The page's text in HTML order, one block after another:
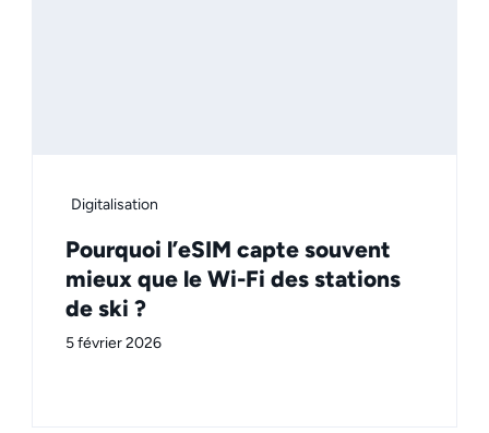
Digitalisation
Pourquoi l’eSIM capte souvent
mieux que le Wi-Fi des stations
de ski ?
5 février 2026